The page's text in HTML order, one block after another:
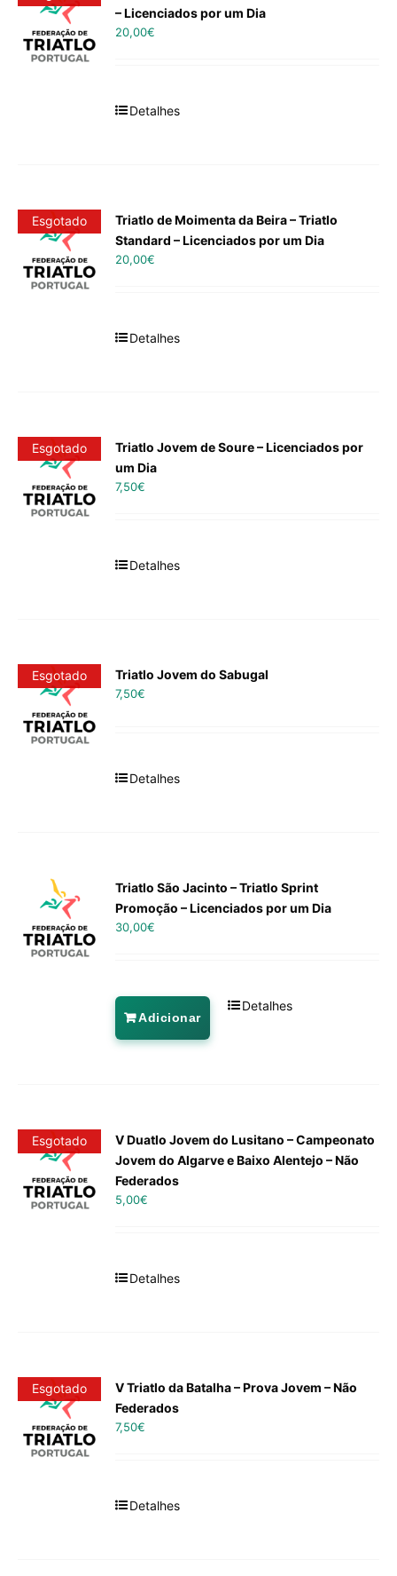
– Licenciados por um Dia
20,00€
Detalhes
Esgotado
Triatlo de Moimenta da Beira – Triatlo
Standard – Licenciados por um Dia
20,00€
Detalhes
Esgotado
Triatlo Jovem de Soure – Licenciados por
um Dia
7,50€
Detalhes
Esgotado Triatlo Jovem do Sabugal
7,50€
Detalhes
Triatlo São Jacinto – Triatlo Sprint
Promoção – Licenciados por um Dia
30,00€
Adicionar
Detalhes
Esgotado
V Duatlo Jovem do Lusitano – Campeonato
Jovem do Algarve e Baixo Alentejo – Não
Federados
5,00€
Detalhes
Esgotado
V Triatlo da Batalha – Prova Jovem – Não
Federados
7,50€
Detalhes